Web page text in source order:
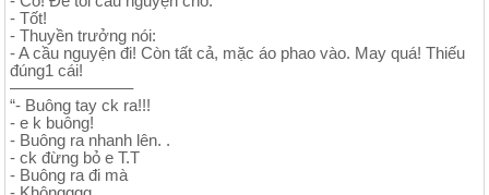
- Tốt!
- Thuyền trưởng nói:
- A cầu nguyện đi! Còn tất cả, mặc áo phao vào. May quá! Thiếu
đúng1 cái!
———————–
“- Buông tay ck ra!!!
- e k buông!
- Buông ra nhanh lên. .
- ck đừng bỏ e T.T
- Buông ra đi mà